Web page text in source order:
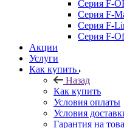
Серия F-
Серия F-
Серия F-
Серия F-
Акции
Услуги
Как купить
Назад
Как купить
Условия оплаты
Условия
Гарантия на